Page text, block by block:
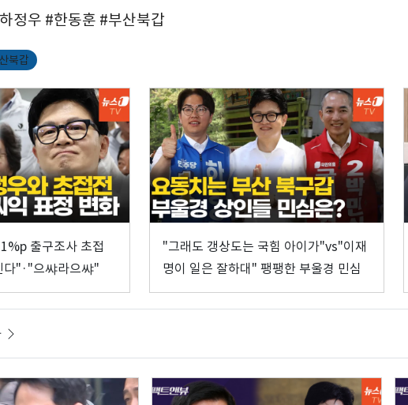
정우 #한동훈 #부산북갑
북갑
출구조사 초접
"·"으쌰라으쌰"
"그래도 갱상도는 국힘 아이가"vs"이재
명이 일은 잘하대" 팽팽한 부울경 민심